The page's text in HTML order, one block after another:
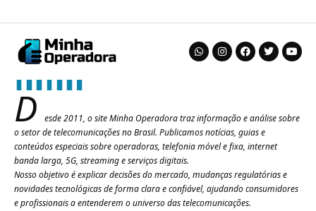
D
esde 2011, o site Minha Operadora traz informação e análise sobre
o setor de telecomunicações no Brasil. Publicamos notícias, guias e
conteúdos especiais sobre operadoras, telefonia móvel e fixa, internet
banda larga, 5G, streaming e serviços digitais.
Nosso objetivo é explicar decisões do mercado, mudanças regulatórias e
novidades tecnológicas de forma clara e confiável, ajudando consumidores
e profissionais a entenderem o universo das telecomunicações.